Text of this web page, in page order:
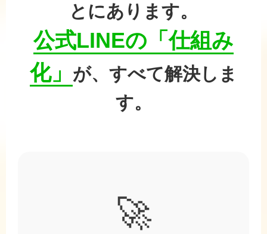
とにあります。
公式LINEの「仕組み
化」
が、すべて解決しま
す。
🚀